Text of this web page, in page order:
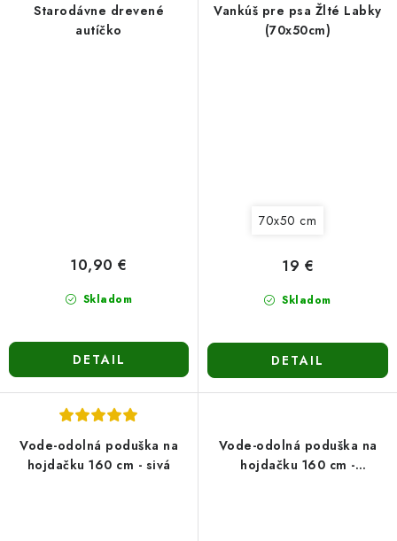
Starodávne drevené
autíčko
Skladom
10,90 €
DETAIL
Vankúš pre psa Žlté Labky
(70x50cm)
70x50 cm
Skladom
19 €
DETAIL
Vode-odolná poduška na
hojdačku 160 cm - sivá
Vode-odolná poduška na
hojdačku 160 cm -